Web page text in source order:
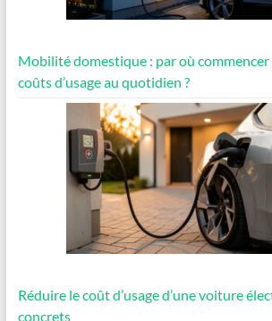
Mobilité domestique : par où
coûts d’usage au quotidien ?
Réduire le coût d’usage d’une voiture
concrets